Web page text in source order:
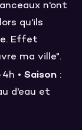
n'ont
qu'ils
Effet
ma ville".
• Saison :
d'eau et